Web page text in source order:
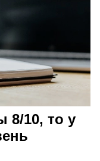
8/10, то у